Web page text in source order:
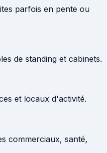
parfois en pente ou
de standing et cabinets.
et locaux d'activité.
commerciaux, santé,